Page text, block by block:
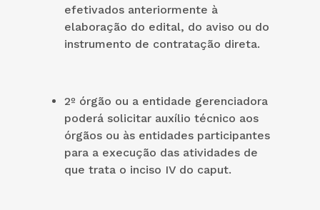
efetivados anteriormente à
elaboração do edital, do aviso ou do
instrumento de contratação direta.
2º órgão ou a entidade gerenciadora
poderá solicitar auxílio técnico aos
órgãos ou às entidades participantes
para a execução das atividades de
que trata o inciso IV do caput.